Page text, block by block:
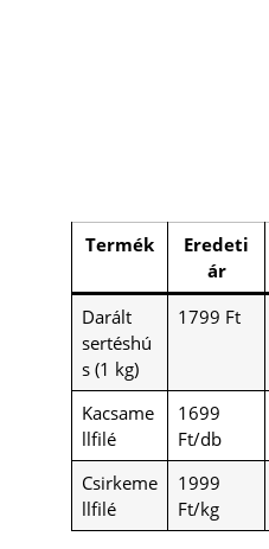
Termék
Eredeti
ár
Darált
sertéshú
s (1 kg)
1799 Ft
Kacsame
llfilé
1699
Ft/db
Csirkeme
llfilé
1999
Ft/kg